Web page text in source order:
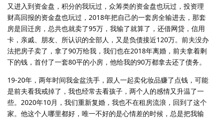
又进入到资金盘，积分的我玩过，众筹类的资金盘也玩过，投资理
财高回报的资金盘也玩过，2018年把自己的一套房全输进去，那套
房是回迁房，总共也就卖了95万，我输了就算了，还借网贷，信用
卡，亲戚、朋友、所认识的全部人，又是负债接近120万。前夫没办
法把房子卖了，拿了90万给我，我们也在2018年离婚，前夫拿着剩
下的钱，首付了一套80平的小房，他给我的90万都拿去还了债务。
19-20年，两年时间我金盆洗手，跟人一起卖化妆品赚了点钱，可能
是前夫看我戒掉了，我也经常去看孩子，两个人的感情又升温了一
些。2020年10月，我们重新复婚，我也不在租房流浪，回到了这个
家。他这个人哪里都好，唯一不好的是心情差的时候，总是把我输